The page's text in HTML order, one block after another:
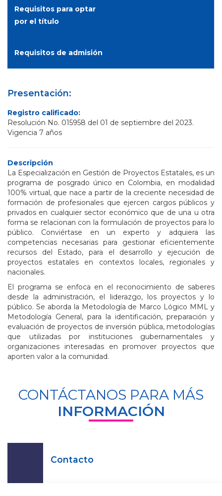
Requisitos para optar
por el título
Requisitos de admisión
Presentación:
Registro calificado:
Resolución No. 015958 del 01 de septiembre del 2023.
Vigencia 7 años
Descripción
La Especialización en Gestión de Proyectos Estatales, es un
programa de posgrado único en Colombia, en modalidad
100% virtual, que nace a partir de la creciente necesidad de
formación de profesionales que ejercen cargos públicos y
privados en cualquier sector económico que de una u otra
forma se relacionan con la formulación de proyectos para lo
público. Conviértase en un experto y adquiera las
competencias necesarias para gestionar eficientemente
recursos del Estado, para el desarrollo y ejecución de
proyectos estatales en contextos locales, regionales y
nacionales.
El programa se enfoca en el reconocimiento de saberes
desde la administración, el liderazgo, los proyectos y lo
público. Se aborda la Metodología de Marco Lógico MML y
Metodología General, para la identificación, preparación y
evaluación de proyectos de inversión pública, metodologías
que utilizadas por instituciones gubernamentales y
organizaciones interesadas en promover proyectos que
aporten valor a la comunidad.
CONTÁCTANOS PARA MÁS
INFORMACIÓN
Contacto